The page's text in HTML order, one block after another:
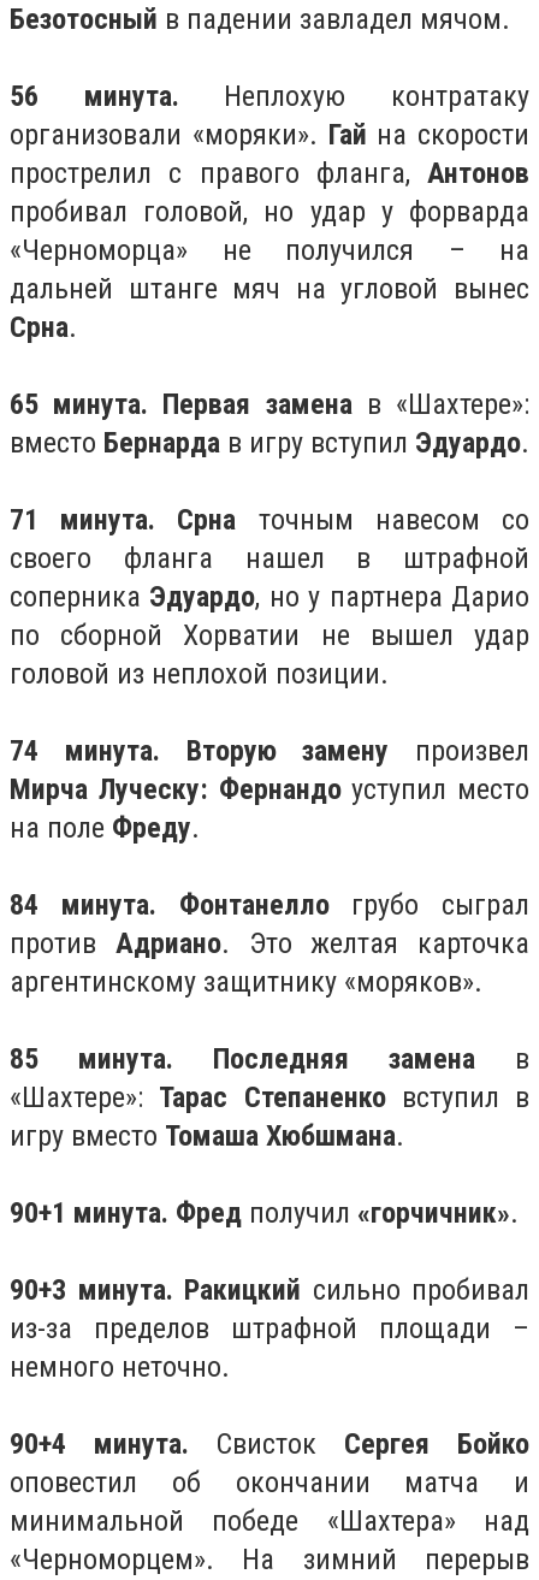
Безотосный в падении завладел мячом.
56 минута. Неплохую контратаку
организовали «моряки». Гай на скорости
прострелил с правого фланга, Антонов
пробивал головой, но удар у форварда
«Черноморца» не получился – на
дальней штанге мяч на угловой вынес
Срна.
65 минута. Первая заменав «Шахтере»:
вместо Бернарда в игру вступил Эдуардо.
71 минута. Срна точным навесом со
своего фланга нашел в штрафной
соперника Эдуардо, но у партнера Дарио
по сборной Хорватии не вышел удар
головой из неплохой позиции.
74 минута. Вторую замену произвел
Мирча Луческу: Фернандоуступил место
на поле Фреду.
84 минута. Фонтанеллогрубо сыграл
против Адриано. Это желтая карточка
аргентинскому защитнику «моряков».
85 минута. Последняя замена в
«Шахтере»: Тарас Степаненковступил в
игру вместо Томаша Хюбшмана.
90+1 минута. Фред получил «горчичник».
90+3 минута. Ракицкий сильно пробивал
из-за пределов штрафной площади –
немного неточно.
90+4 минута. Свисток Сергея Бойко
оповестил об окончании матча и
минимальной победе «Шахтера» над
«Черноморцем». На зимний перерыв